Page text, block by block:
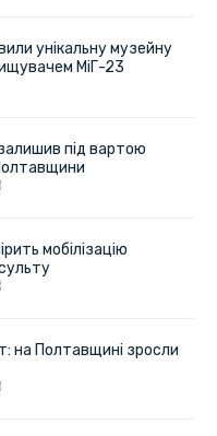
унікальну музейну
МіГ-23
під вартою
мобілізацію
на Полтавщині зросли